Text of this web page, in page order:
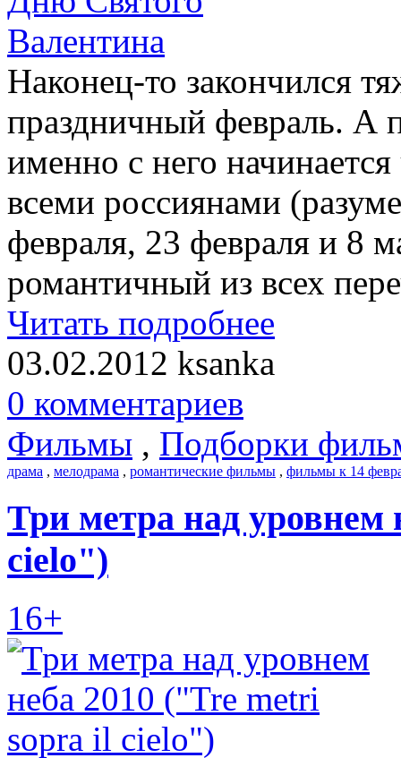
Наконец-то закончился
праздничный февраль. А
именно с него
всеми россиянами
февраля, 23 февраля и 8
романтичный из всех
Читать подробнее
03.02.2012 ksanka
0 комментариев
Фильмы , Подборки
драма , мелодрама , романтические фильмы , фильмы к 14
Три метра над
cielo")
16+